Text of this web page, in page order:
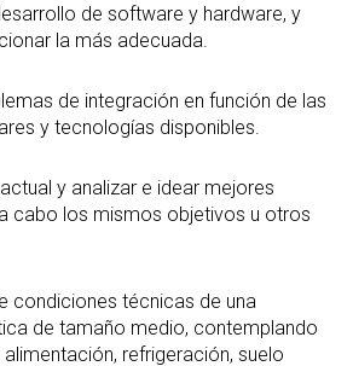
de software y hardware, y
la más adecuada.
de integración en función de las
y tecnologías disponibles.
y analizar e idear mejores
cabo los mismos objetivos u otros
condiciones técnicas de una
de tamaño medio, contemplando
refrigeración, suelo